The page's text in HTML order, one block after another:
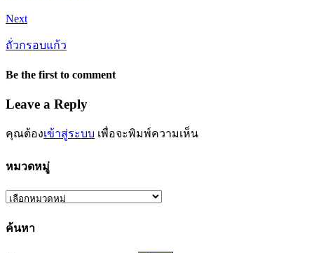
Next
ถั่วกรอบแก้ว
Be the first to comment
Leave a Reply
คุณต้องเข้าสู่ระบบ เพื่อจะพิมพ์ความเห็น
หมวดหมู่
หมวด
ค้นหา